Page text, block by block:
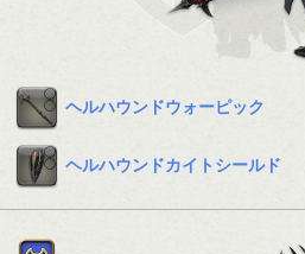
ヘルハウンドウォーピック
ヘルハウンドカイトシールド